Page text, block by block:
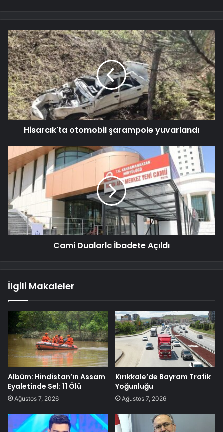
Hisarcık'ta otomobil şarampole yuvarlandı
Cami Dualarla İbadete Açıldı
İlgili Makaleler
Albüm: Hindistan’ın Assam
Eyaletinde Sel: 11 Ölü
Ağustos 7, 2026
Kırıkkale’de Bayram Trafik
Yoğunluğu
Ağustos 7, 2026